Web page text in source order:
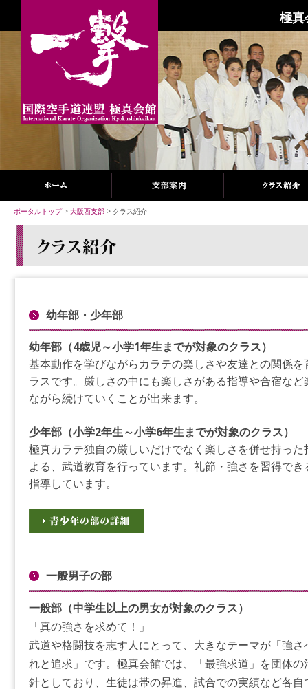
極真
ポータルトップ> 大阪西支部 > クラス紹介
幼年部・少年部
幼年部（4歳児～小学1年生までが対象のクラス）
基本動作を学びながらカラテの楽しさや友達との関係を
ラスです。厳しさの中にも楽しさがある指導や合宿など
ながら続けていくことが出来ます。
少年部（小学2年生～小学6年生までが対象のクラス）
極真カラテ独自の厳しいだけでなく楽しさを併せ持った
よる、武道教育を行っています。礼節・強さを習得でき
指導しています。
一般男子の部
一般部（中学生以上の男女が対象のクラス）
「真の強さを求めて！」
武道や格闘技を志す人にとって、大きなテーマが「強さ
れと追求」です。極真会館では、「最強求道」を団体の
針としており、生徒は帯の昇進、試合での実績など各自